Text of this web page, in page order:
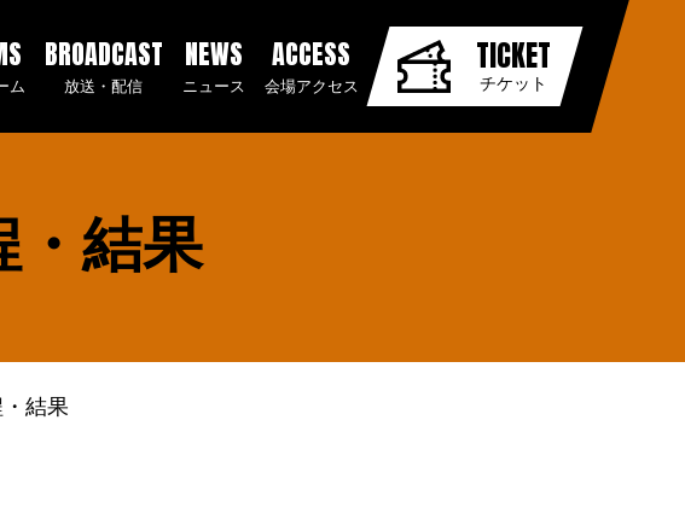
ム
BROADCAST
放送・配信
NEWS
ニュース
ACCESS
会場アクセス
TICKET
チケット
・結果
結果